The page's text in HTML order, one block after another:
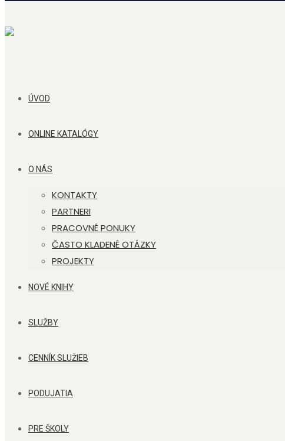
ÚVOD
ONLINE KATALÓGY
O NÁS
KONTAKTY
PARTNERI
PRACOVNÉ PONUKY
ČASTO KLADENÉ OTÁZKY
PROJEKTY
NOVÉ KNIHY
SLUŽBY
CENNÍK SLUŽIEB
PODUJATIA
PRE ŠKOLY